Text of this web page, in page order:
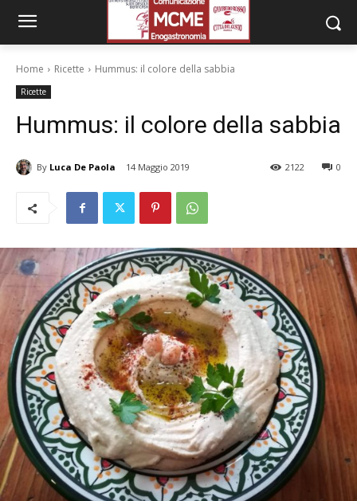
Home Ricette Hummus: il colore della sabbia
Ricette
Hummus: il colore della sabbia
By Luca De Paola 14 Maggio 2019 0
2122